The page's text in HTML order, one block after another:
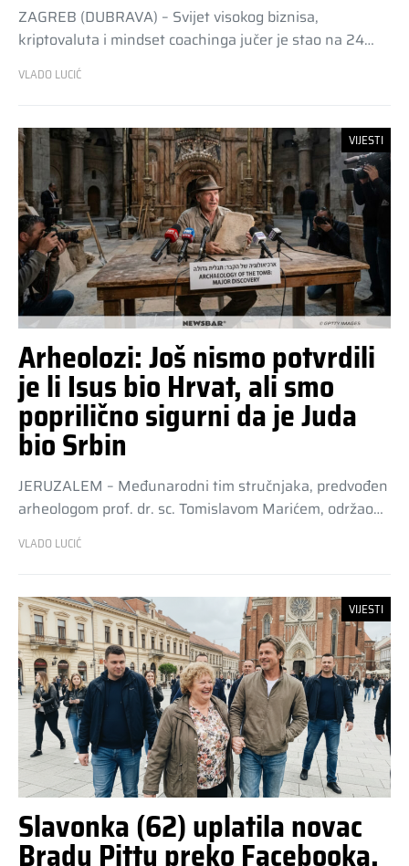
ZAGREB (DUBRAVA) – Svijet visokog biznisa,
kriptovaluta i mindset coachinga jučer je stao na 24…
VLADO LUCIĆ
VIJESTI
Arheolozi: Još nismo potvrdili
je li Isus bio Hrvat, ali smo
poprilično sigurni da je Juda
bio Srbin
JERUZALEM – Međunarodni tim stručnjaka, predvođen
arheologom prof. dr. sc. Tomislavom Marićem, održao…
VLADO LUCIĆ
VIJESTI
Slavonka (62) uplatila novac
Bradu Pittu preko Facebooka.